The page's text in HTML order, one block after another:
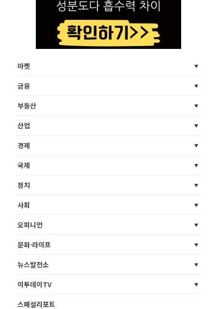
마켓
금융
부동산
산업
경제
국제
정치
사회
오피니언
문화·라이프
뉴스발전소
이투데이TV
스페셜리포트